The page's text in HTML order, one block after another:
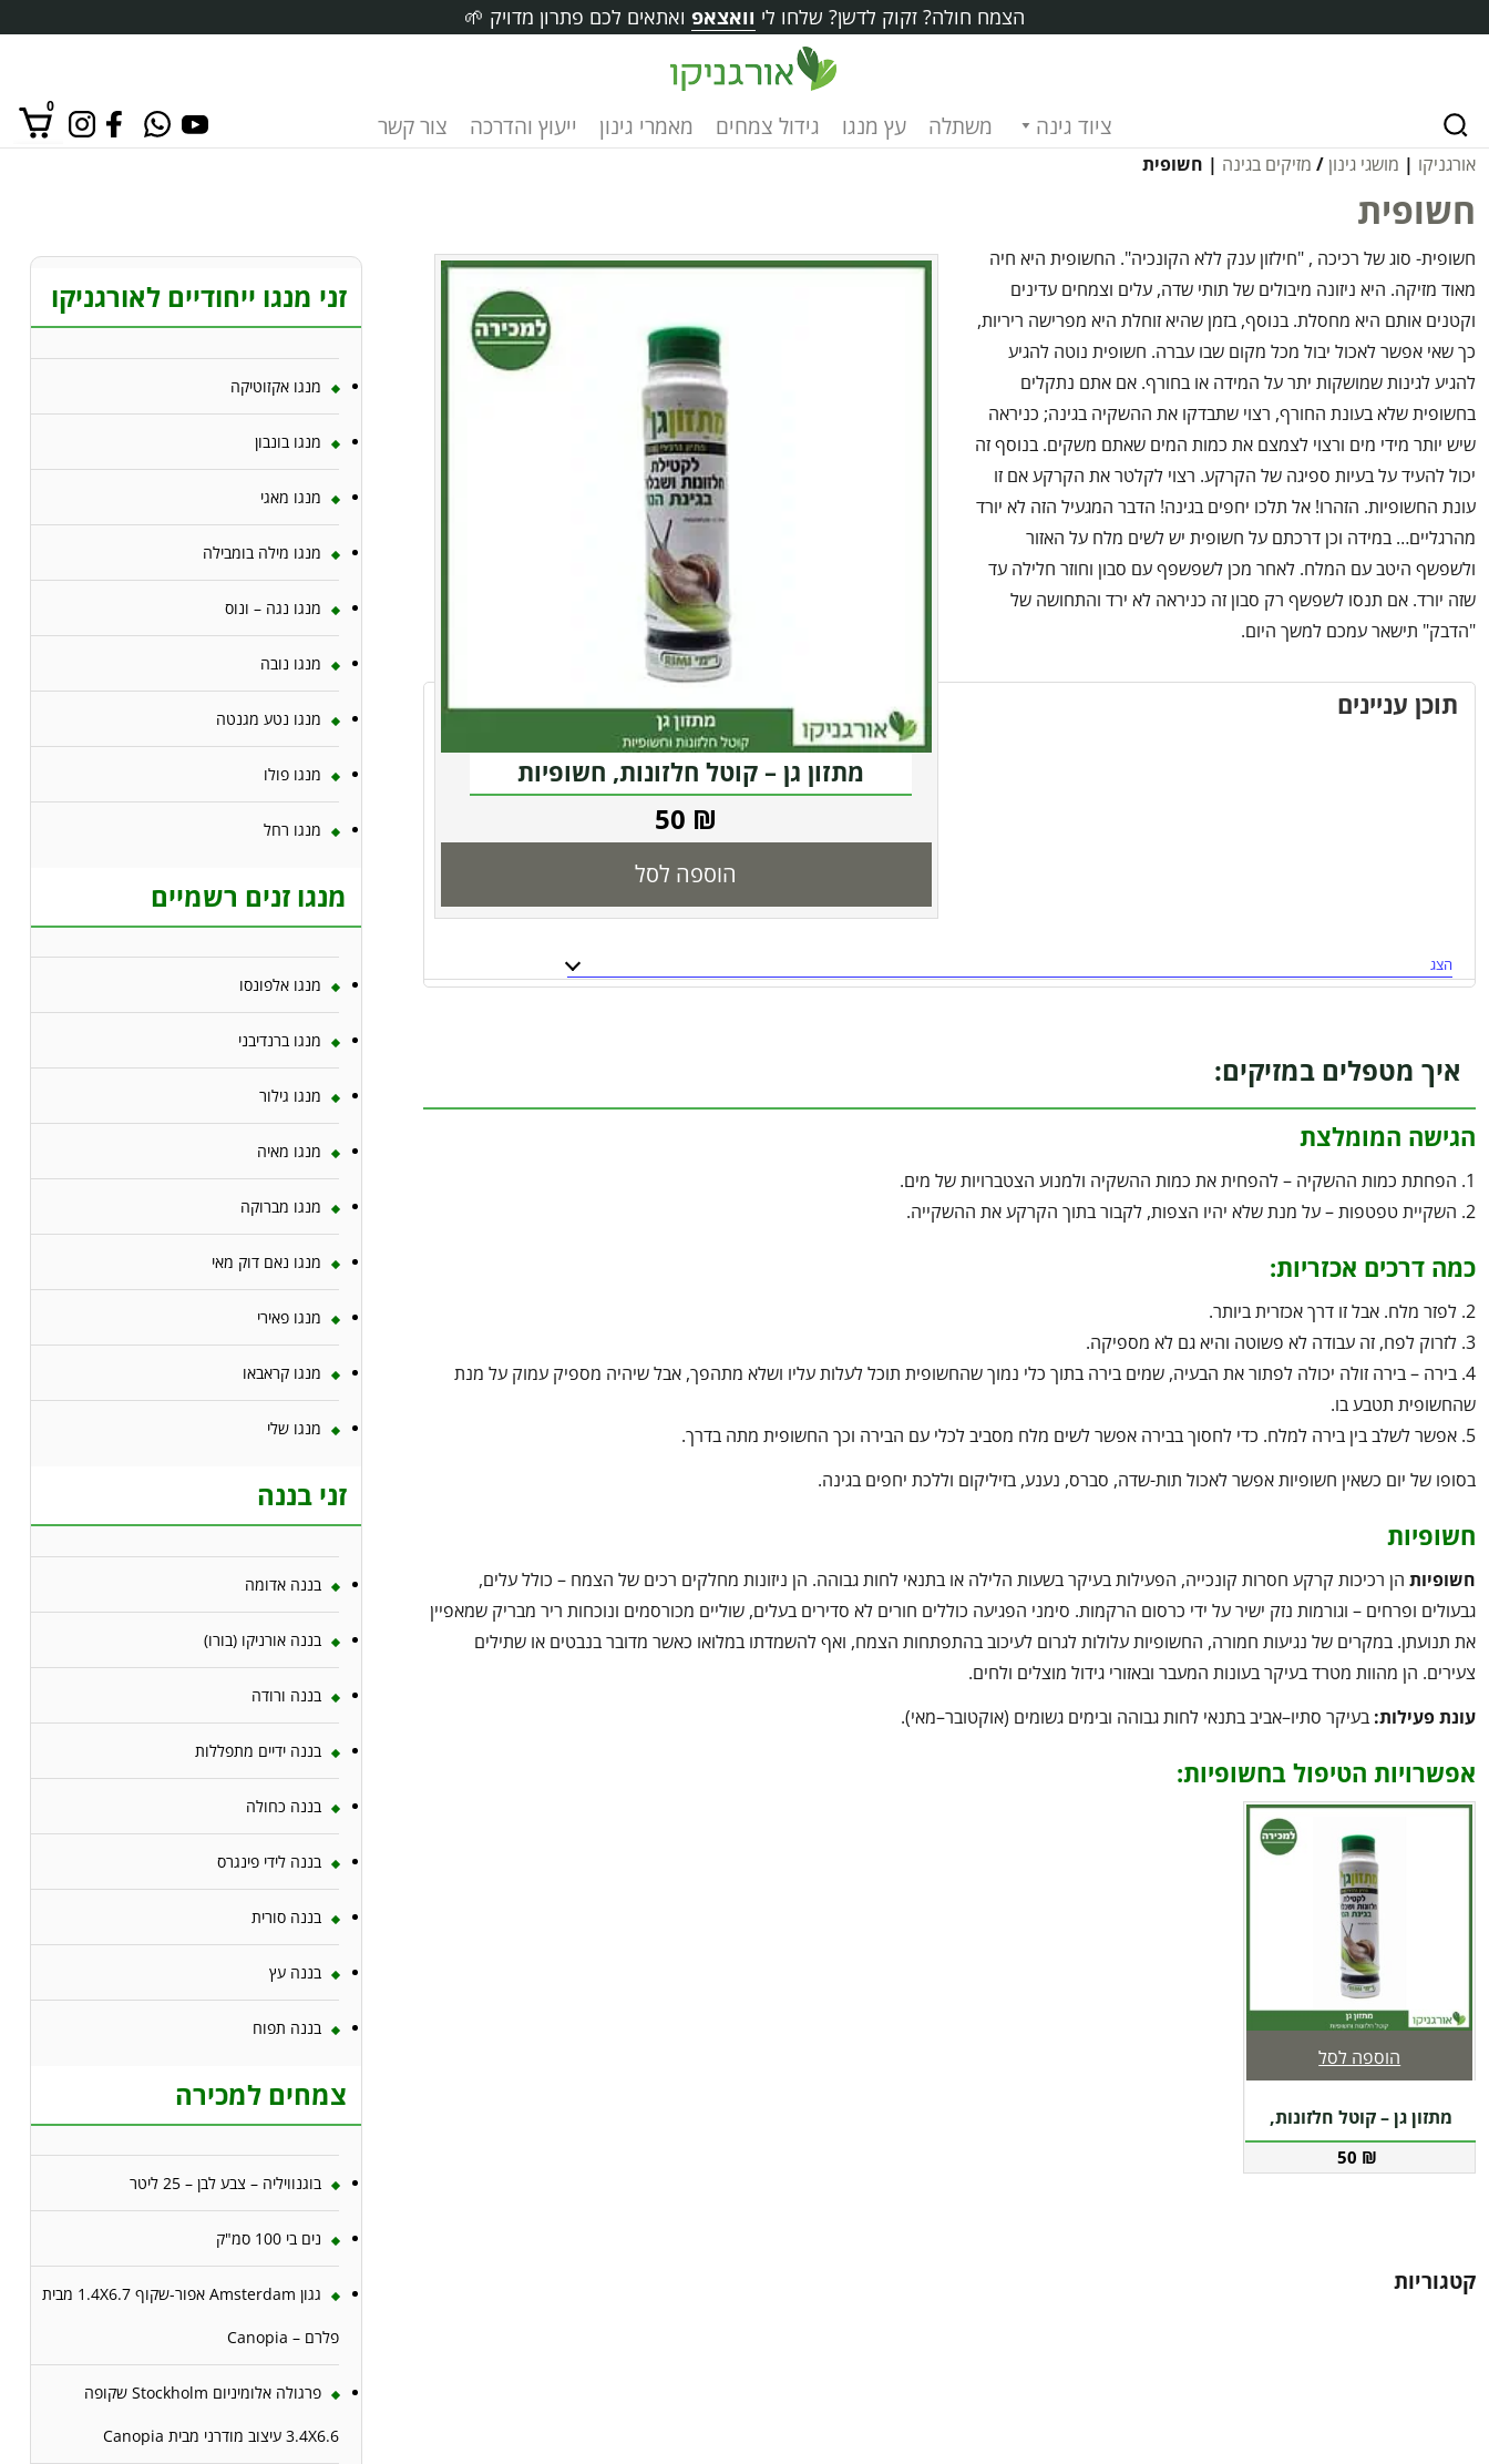
הצמח חולה? זקוק לדשן? שלחו לי וואצאפ ואתאים לכם פתרון מדויק 🌱
ציוד גינה משתלה עץ מנגו גידול צמחים מאמרי גינון ייעוץ והדרכה צור קשר
0
אורגניקו | מושגי גינון / מזיקים בגינה | חשופית
חשופית
מתזון גן – קוטל חלזונות, חשופיות
50 ₪
הוספה לסל
חשופית- סוג של רכיכה , "חילזון ענק ללא הקונכיה". החשופית היא חיה
מאוד מזיקה. היא ניזונה מיבולים של תותי שדה, עלים וצמחים עדינים
וקטנים אותם היא מחסלת. בנוסף, בזמן שהיא זוחלת היא מפרישה ריריות,
כך שאי אפשר לאכול יבול מכל מקום שבו עברה. חשופית נוטה להגיע
להגיע לגינות שמושקות יתר על המידה או בחורף. אם אתם נתקלים
בחשופית שלא בעונת החורף, רצוי שתבדקו את ההשקיה בגינה; כניראה
שיש יותר מידי מים ורצוי לצמצם את כמות המים שאתם משקים. בנוסף זה
יכול להעיד על בעיות ספיגה של הקרקע. רצוי לקלטר את הקרקע אם זו
עונת החשופיות. הזהרו! אל תלכו יחפים בגינה! הדבר המגעיל הזה לא יורד
מהרגליים… במידה וכן דרכתם על חשופית יש לשים מלח על האזור
ולשפשף היטב עם המלח. לאחר מכן לשפשפף עם סבון וחוזר חלילה עד
שזה יורד. אם תנסו לשפשף רק סבון זה כניראה לא ירד והתחושה של
"הדבק" תישאר עמכם למשך היום.
תוכן עניינים
הצג
איך מטפלים במזיקים:
הגישה המומלצת
1. הפחתת כמות ההשקיה – להפחית את כמות ההשקיה ולמנוע הצטברויות של מים.
2. השקיית טפטפות – על מנת שלא יהיו הצפות, לקבור בתוך הקרקע את ההשקייה.
כמה דרכים אכזריות:
2. לפזר מלח. אבל זו דרך אכזרית ביותר.
3. לזרוק לפח, זה עבודה לא פשוטה והיא גם לא מספיקה.
4. בירה – בירה זולה יכולה לפתור את הבעיה, שמים בירה בתוך כלי נמוך שהחשופית תוכל לעלות עליו ושלא מתהפך, אבל שיהיה מספיק עמוק על מנת
שהחשופית תטבע בו.
5. אפשר לשלב בין בירה למלח. כדי לחסוך בבירה אפשר לשים מלח מסביב לכלי עם הבירה וכך החשופית מתה בדרך.
בסופו של יום כשאין חשופיות אפשר לאכול תות-שדה, סברס, נענע, בזיליקום וללכת יחפים בגינה.
חשופיות
חשופיות הן רכיכות קרקע חסרות קונכייה, הפעילות בעיקר בשעות הלילה או בתנאי לחות גבוהה. הן ניזונות מחלקים רכים של הצמח – כולל עלים,
גבעולים ופרחים – וגורמות נזק ישיר על ידי כרסום הרקמות. סימני הפגיעה כוללים חורים לא סדירים בעלים, שוליים מכורסמים ונוכחות ריר מבריק שמאפיין
את תנועתן. במקרים של נגיעות חמורה, החשופיות עלולות לגרום לעיכוב בהתפתחות הצמח, ואף להשמדתו במלואו כאשר מדובר בנבטים או שתילים
צעירים. הן מהוות מטרד בעיקר בעונות המעבר ובאזורי גידול מוצלים ולחים.
עונת פעילות: בעיקר סתיו–אביב בתנאי לחות גבוהה ובימים גשומים (אוקטובר–מאי).
אפשרויות הטיפול בחשופיות:
מתזון גן – קוטל חלזונות,
חשופיות
50 ₪
הוספה לסל
קטגוריות
זני מנגו ייחודיים לאורגניקו
מנגו אקזוטיקה
מנגו בונבון
מנגו מאגי
מנגו מילה בומבילה
מנגו נגה – ונוס
מנגו נובה
מנגו נטע מגנטה
מנגו פולו
מנגו רחל
מנגו זנים רשמיים
מנגו אלפונסו
מנגו ברנדיבני
מנגו גילור
מנגו מאיה
מנגו מברוקה
מנגו נאם דוק מאי
מנגו פאירי
מנגו קראבאו
מנגו שלי
זני בננה
בננה אדומה
בננה אורניקו (בורו)
בננה ורודה
בננה ידיים מתפללות
בננה כחולה
בננה לידי פינגרס
בננה סורית
בננה עץ
בננה תפוח
צמחים למכירה
בוגנוויליה – צבע לבן – 25 ליטר
נים בי 100 סמ"ק
גגון Amsterdam אפור-שקוף 1.4X6.7 מבית
פלרם – Canopia
פרגולה אלומיניום Stockholm שקופה
3.4X6.6 עיצוב מודרני מבית Canopia